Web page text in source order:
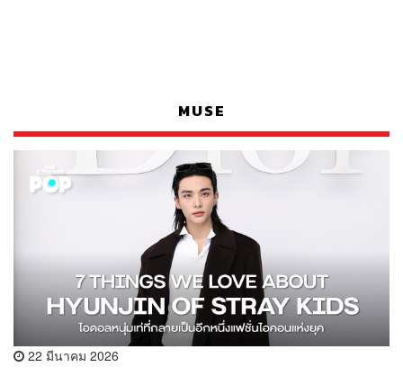
MUSE
22 มีนาคม 2026